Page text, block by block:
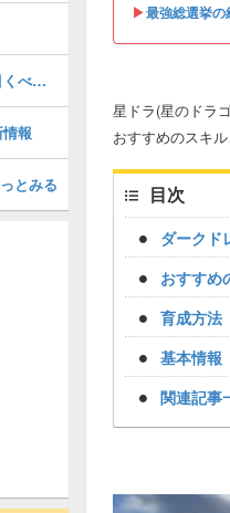
▶︎最強総選挙の
星ドラ(星のドラ
おすすめのスキ
目次
ダークド
おすすめ
育成方法
基本情報
関連記事
現在開催中のガチャってどれを引くべき？｜ガチャ情報一覧
報
とみる